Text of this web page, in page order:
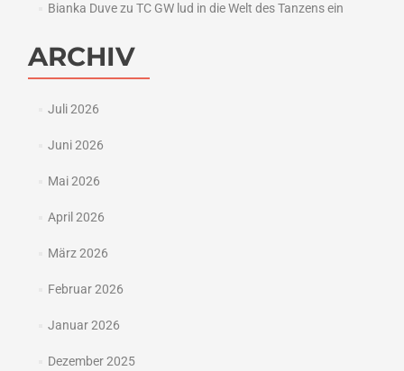
Bianka Duvezu TC GW lud in die Welt des Tanzens ein
ARCHIV
Juli 2026
Juni 2026
Mai 2026
April 2026
März 2026
Februar 2026
Januar 2026
Dezember 2025